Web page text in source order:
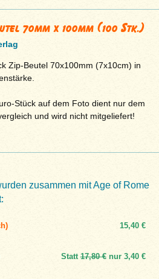
70mm x 100mm (100 Stk.)
Zip-Beutel 70x100mm (7x10cm) in
Stück auf dem Foto dient nur dem
und wird nicht mitgeliefert!
zusammen mit Age of Rome
15,40 €
Statt17,80 €nur 3,40 €